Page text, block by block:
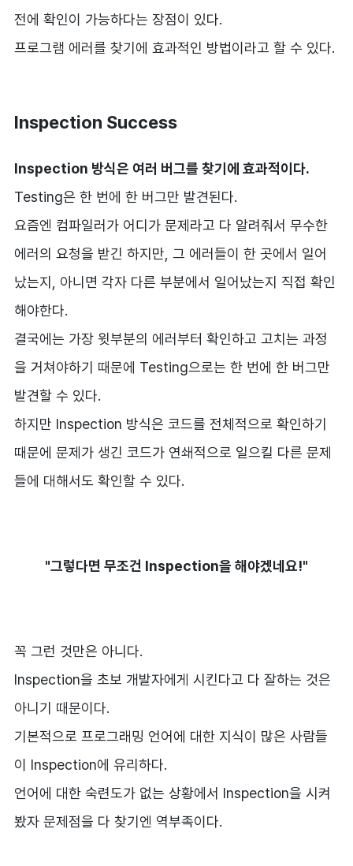
전에 확인이 가능하다는 장점이 있다.
프로그램 에러를 찾기에 효과적인 방법이라고 할 수 있다.
Inspection Success
Inspection 방식은 여러 버그를 찾기에 효과적이다.
Testing은 한 번에 한 버그만 발견된다.
요즘엔 컴파일러가 어디가 문제라고 다 알려줘서 무수한
에러의 요청을 받긴 하지만, 그 에러들이 한 곳에서 일어
났는지, 아니면 각자 다른 부분에서 일어났는지 직접 확인
해야한다.
결국에는 가장 윗부분의 에러부터 확인하고 고치는 과정
을 거쳐야하기 때문에 Testing으로는 한 번에 한 버그만
발견할 수 있다.
하지만 Inspection 방식은 코드를 전체적으로 확인하기
때문에 문제가 생긴 코드가 연쇄적으로 일으킬 다른 문제
들에 대해서도 확인할 수 있다.
"그렇다면 무조건 Inspection을 해야겠네요!"
꼭 그런 것만은 아니다.
Inspection을 초보 개발자에게 시킨다고 다 잘하는 것은
아니기 때문이다.
기본적으로 프로그래밍 언어에 대한 지식이 많은 사람들
이 Inspection에 유리하다.
언어에 대한 숙련도가 없는 상황에서 Inspection을 시켜
봤자 문제점을 다 찾기엔 역부족이다.